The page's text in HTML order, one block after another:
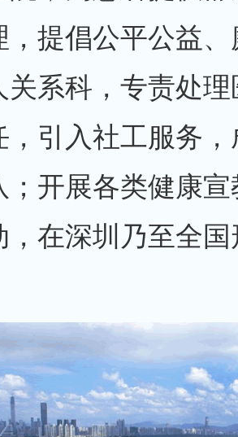
，提倡公平公益
关系科，专责处
引入社工服务，
；开展各类健康
，在深圳乃至全